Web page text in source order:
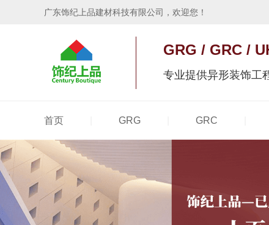
广东饰纪上品建材科技有限公司，欢迎您！
GRG / GRC /
专业提供异形装饰工